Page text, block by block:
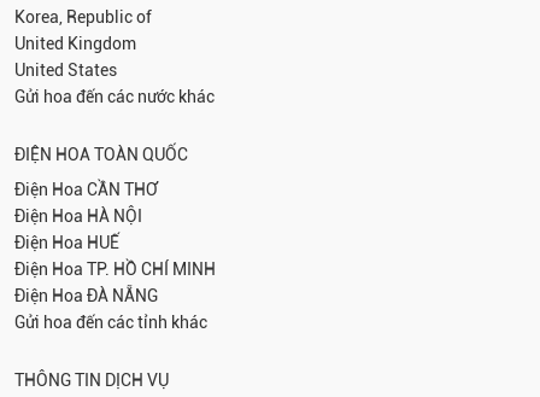
Korea, Republic of
United Kingdom
United States
Gửi hoa đến các nước khác
ĐIỆN HOA TOÀN QUỐC
Điện Hoa CẦN THƠ
Điện Hoa HÀ NỘI
Điện Hoa HUẾ
Điện Hoa TP. HỒ CHÍ MINH
Điện Hoa ĐÀ NẴNG
Gửi hoa đến các tỉnh khác
THÔNG TIN DỊCH VỤ